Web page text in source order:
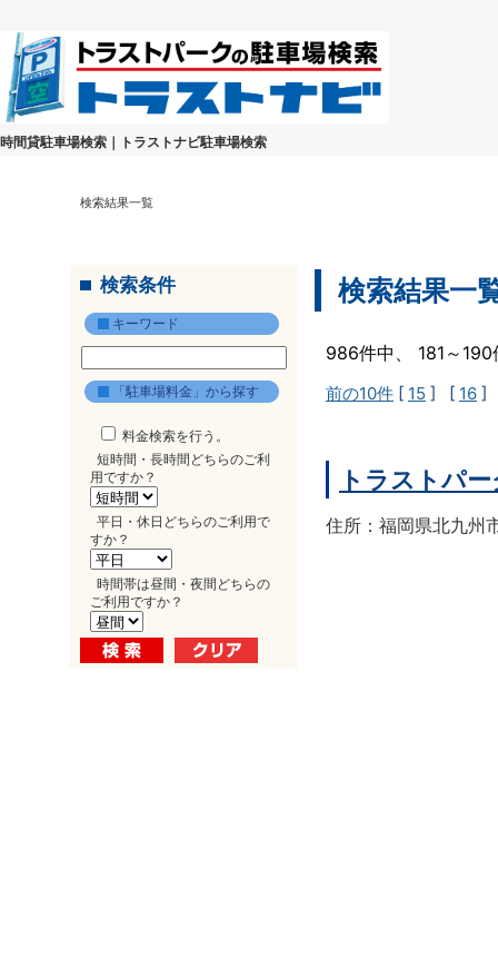
時間貸駐車場検索｜トラストナビ駐車場検索
検索結果一覧
検索条件
キーワード
「駐車場料金」から探す
料金検索を行う。
短時間・長時間どちらのご利
用ですか？
平日・休日どちらのご利用で
すか？
時間帯は昼間・夜間どちらの
ご利用ですか？
検索結果一
986件中、 181～
前の10件 [ 15 ] [ 16 ]
トラストパ
住所：福岡県北九州